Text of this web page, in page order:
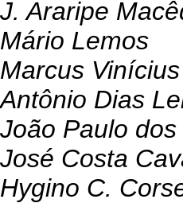
J. Araripe
Mário Lemos
Marcus
Antônio Dias
João Paulo
José Costa
Hygino C.